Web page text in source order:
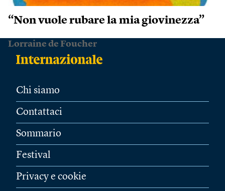
“Non vuole rubare la mia giovinezza”
Lorraine de Foucher
Chi siamo
Contattaci
Sommario
Festival
Privacy e cookie